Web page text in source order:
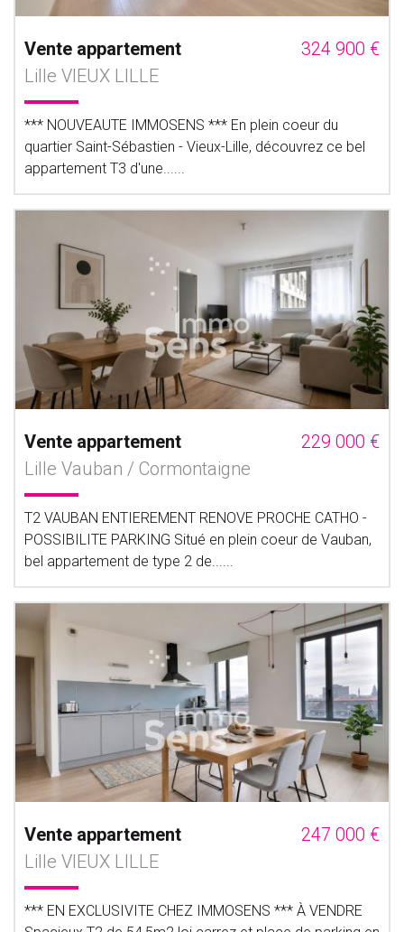
Vente appartement
324 900 €
Lille VIEUX LILLE
*** NOUVEAUTE IMMOSENS *** En plein coeur du
quartier Saint-Sébastien - Vieux-Lille, découvrez ce bel
appartement T3 d'une......
Vente appartement
229 000 €
Lille Vauban / Cormontaigne
T2 VAUBAN ENTIEREMENT RENOVE PROCHE CATHO -
POSSIBILITE PARKING Situé en plein coeur de Vauban,
bel appartement de type 2 de......
Vente appartement
247 000 €
Lille VIEUX LILLE
*** EN EXCLUSIVITE CHEZ IMMOSENS *** À VENDRE